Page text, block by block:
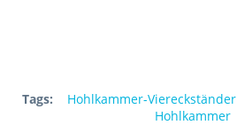
Tags: Hohlkammer-Viereckständer
Hohlkammer